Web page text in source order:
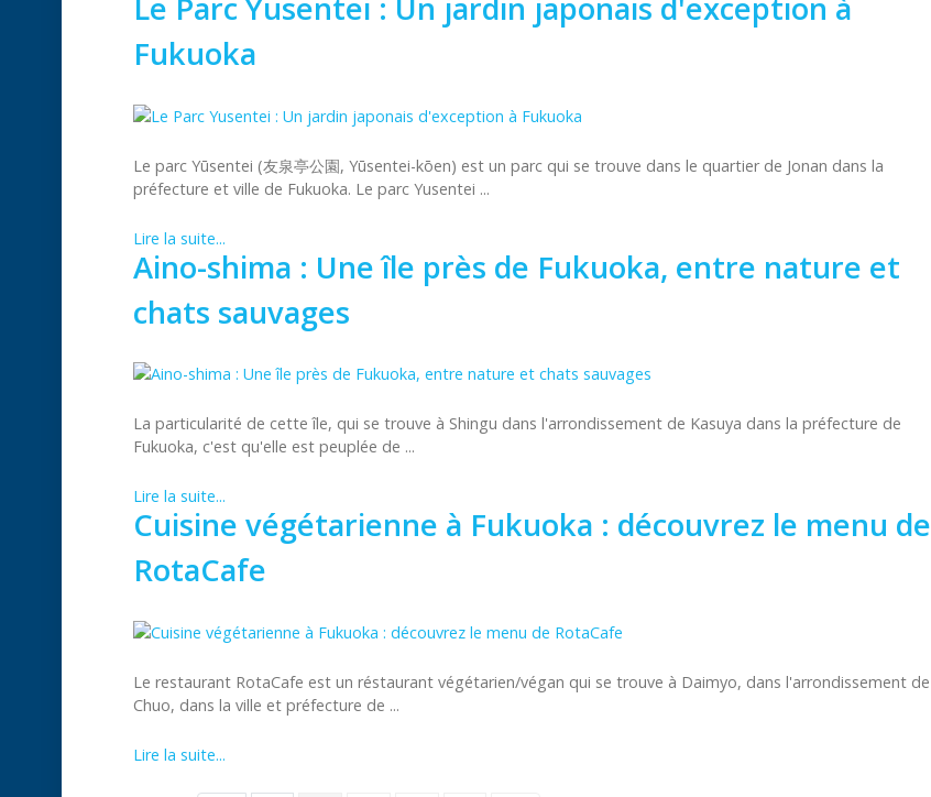
Le Parc Yusentei : Un jardin japonais d'exception à
Fukuoka
Le parc Yūsentei (友泉亭公園, Yūsentei-kōen) est un parc qui se trouve dans le quartier de Jonan dans la
préfecture et ville de Fukuoka. Le parc Yusentei ...
Lire la suite...
Aino-shima : Une île près de Fukuoka, entre nature et
chats sauvages
La particularité de cette île, qui se trouve à Shingu dans l'arrondissement de Kasuya dans la préfecture de
Fukuoka, c'est qu'elle est peuplée de ...
Lire la suite...
Cuisine végétarienne à Fukuoka : découvrez le menu de
RotaCafe
Le restaurant RotaCafe est un réstaurant végétarien/végan qui se trouve à Daimyo, dans l'arrondissement de
Chuo, dans la ville et préfecture de ...
Lire la suite...